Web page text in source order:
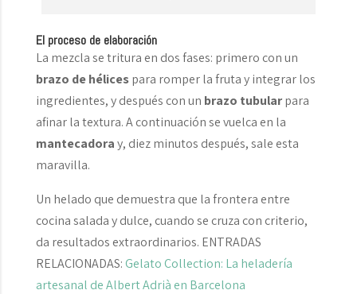
El proceso de elaboración
La mezcla se tritura en dos fases: primero con un
brazo de hélicespara romper la fruta y integrar los
ingredientes, y después con un brazo tubularpara
afinar la textura. A continuación se vuelca en la
mantecadoray, diez minutos después, sale esta
maravilla.
Un helado que demuestra que la frontera entre
cocina salada y dulce, cuando se cruza con criterio,
da resultados extraordinarios. ENTRADAS
RELACIONADAS:Gelato Collection: La heladería
artesanal de Albert Adrià en Barcelona